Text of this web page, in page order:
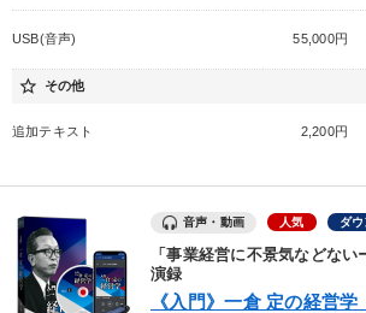
USB(音声) 55,000円
star_border その他
追加テキスト 2,200円
音声・動画 人気 ダ
「事業経営に不景気などな
演録
《入門》一倉 定の経営